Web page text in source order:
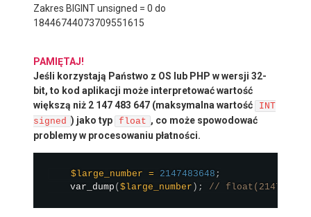
Zakres BIGINT unsigned = 0 do
18446744073709551615
PAMIĘTAJ!
Jeśli korzystają Państwo z OS lub PHP w wersji 32-
bit, to kod aplikacji może interpretować wartość
większą niż 2 147 483 647 (maksymalna wartość
INT
signed ) jako typ float , co może spowodować
problemy w procesowaniu płatności.
$large_number = 2147483648 ;
var_dump ( $large_number ) ; //